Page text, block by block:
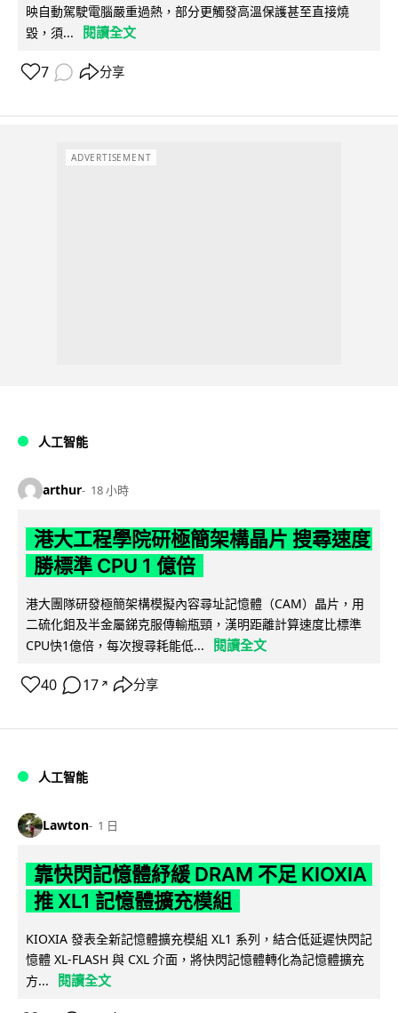
映自動駕駛電腦嚴重過熱，部分更觸發高溫保護甚至直接燒
毀，須...
閱讀全文
7 分享
ADVERTISEMENT
人工智能
arthur 18 小時
港大工程學院研極簡架構晶片 搜尋速度
勝標準 CPU 1 億倍
港大團隊研發極簡架構模擬內容尋址記憶體（CAM）晶片，用
二硫化鉬及半金屬銻克服傳輸瓶頸，漢明距離計算速度比標準
CPU快1億倍，每次搜尋耗能低...
閱讀全文
40 17 ↗ 分享
人工智能
Lawton 1 日
靠快閃記憶體紓緩 DRAM 不足 KIOXIA
推 XL1 記憶體擴充模組
KIOXIA 發表全新記憶體擴充模組 XL1 系列，結合低延遲快閃記
憶體 XL-FLASH 與 CXL 介面，將快閃記憶體轉化為記憶體擴充
方...
閱讀全文